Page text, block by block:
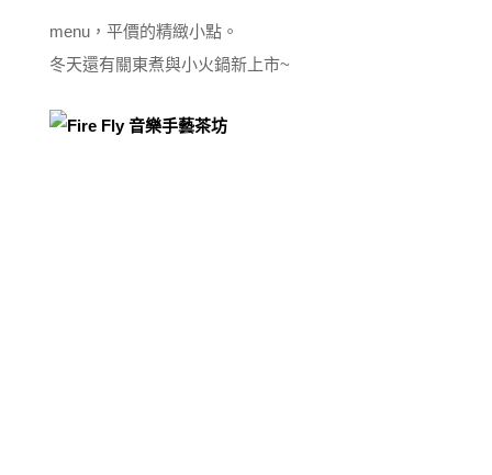
menu，平價的精緻小點。
冬天還有關東煮與小火鍋新上市~